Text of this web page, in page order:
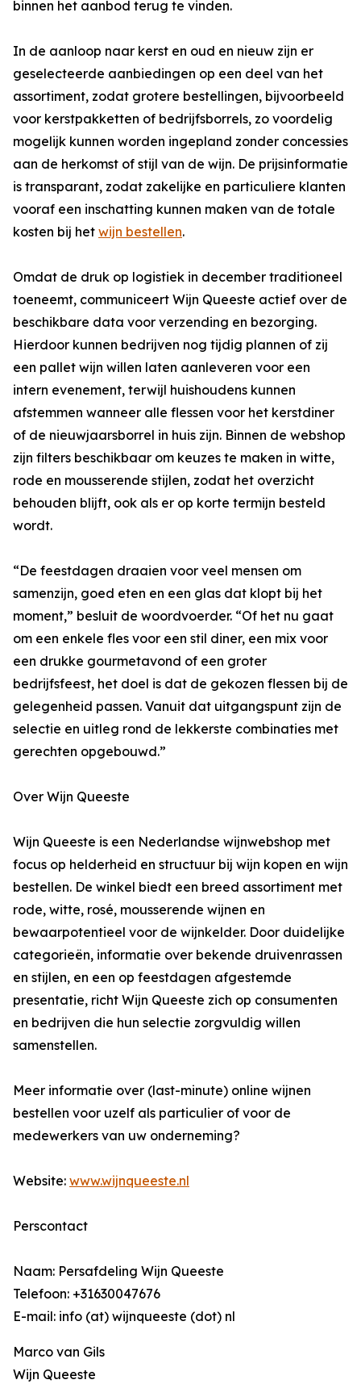
binnen het aanbod terug te vinden.
In de aanloop naar kerst en oud en nieuw zijn er
geselecteerde aanbiedingen op een deel van het
assortiment, zodat grotere bestellingen, bijvoorbeeld
voor kerstpakketten of bedrijfsborrels, zo voordelig
mogelijk kunnen worden ingepland zonder concessies
aan de herkomst of stijl van de wijn. De prijsinformatie
is transparant, zodat zakelijke en particuliere klanten
vooraf een inschatting kunnen maken van de totale
kosten bij het wijn bestellen.
Omdat de druk op logistiek in december traditioneel
toeneemt, communiceert Wijn Queeste actief over de
beschikbare data voor verzending en bezorging.
Hierdoor kunnen bedrijven nog tijdig plannen of zij
een pallet wijn willen laten aanleveren voor een
intern evenement, terwijl huishoudens kunnen
afstemmen wanneer alle flessen voor het kerstdiner
of de nieuwjaarsborrel in huis zijn. Binnen de webshop
zijn filters beschikbaar om keuzes te maken in witte,
rode en mousserende stijlen, zodat het overzicht
behouden blijft, ook als er op korte termijn besteld
wordt.
“De feestdagen draaien voor veel mensen om
samenzijn, goed eten en een glas dat klopt bij het
moment,” besluit de woordvoerder. “Of het nu gaat
om een enkele fles voor een stil diner, een mix voor
een drukke gourmetavond of een groter
bedrijfsfeest, het doel is dat de gekozen flessen bij de
gelegenheid passen. Vanuit dat uitgangspunt zijn de
selectie en uitleg rond de lekkerste combinaties met
gerechten opgebouwd.”
Over Wijn Queeste
Wijn Queeste is een Nederlandse wijnwebshop met
focus op helderheid en structuur bij wijn kopen en wijn
bestellen. De winkel biedt een breed assortiment met
rode, witte, rosé, mousserende wijnen en
bewaarpotentieel voor de wijnkelder. Door duidelijke
categorieën, informatie over bekende druivenrassen
en stijlen, en een op feestdagen afgestemde
presentatie, richt Wijn Queeste zich op consumenten
en bedrijven die hun selectie zorgvuldig willen
samenstellen.
Meer informatie over (last-minute) online wijnen
bestellen voor uzelf als particulier of voor de
medewerkers van uw onderneming?
Website: www.wijnqueeste.nl
Perscontact
Naam: Persafdeling Wijn Queeste
Telefoon: +31630047676
E-mail: info (at) wijnqueeste (dot) nl
Marco van Gils
Wijn Queeste